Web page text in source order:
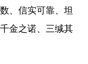
、信实可靠、坦
金之诺、三缄其